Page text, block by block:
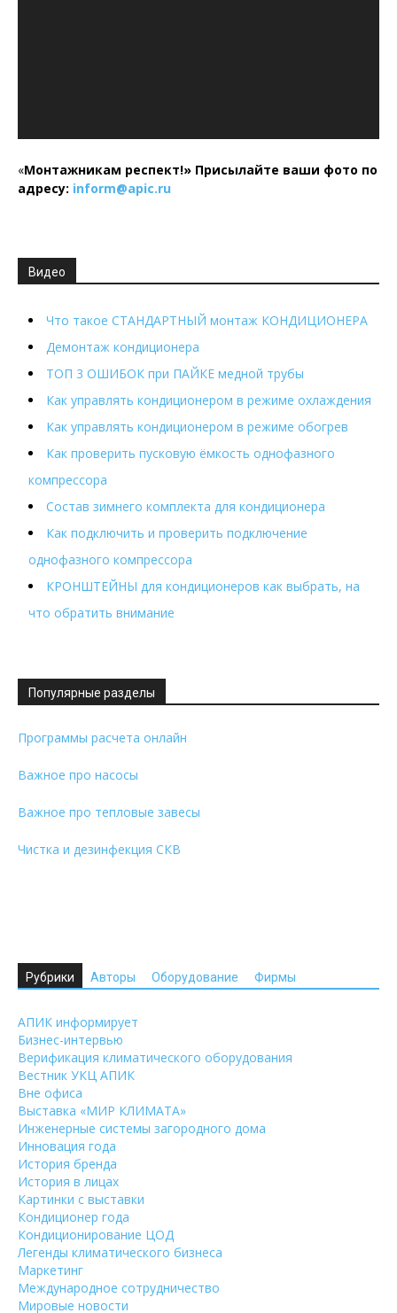
«Монтажникам респект!» Присылайте ваши фото по
адресу: inform@apic.ru
Видео
Что такое СТАНДАРТНЫЙ монтаж КОНДИЦИОНЕРА
Демонтаж кондиционера
ТОП 3 ОШИБОК при ПАЙКЕ медной трубы
Как управлять кондиционером в режиме охлаждения
Как управлять кондиционером в режиме обогрев
Как проверить пусковую ёмкость однофазного
компрессора
Состав зимнего комплекта для кондиционера
Как подключить и проверить подключение
однофазного компрессора
КРОНШТЕЙНЫ для кондиционеров как выбрать, на
что обратить внимание
Популярные разделы
Программы расчета онлайн
Важное про насосы
Важное про тепловые завесы
Чистка и дезинфекция СКВ
Рубрики Авторы Оборудование Фирмы
АПИК информирует
Бизнес-интервью
Верификация климатического оборудования
Вестник УКЦ АПИК
Вне офиса
Выставка «МИР КЛИМАТА»
Инженерные системы загородного дома
Инновация года
История бренда
История в лицах
Картинки с выставки
Кондиционер года
Кондиционирование ЦОД
Легенды климатического бизнеса
Маркетинг
Международное сотрудничество
Мировые новости